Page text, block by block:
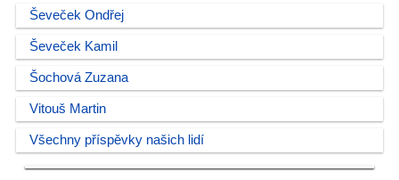
Ševeček Ondřej
Ševeček Kamil
Šochová Zuzana
Vitouš Martin
Všechny příspěvky našich lidí